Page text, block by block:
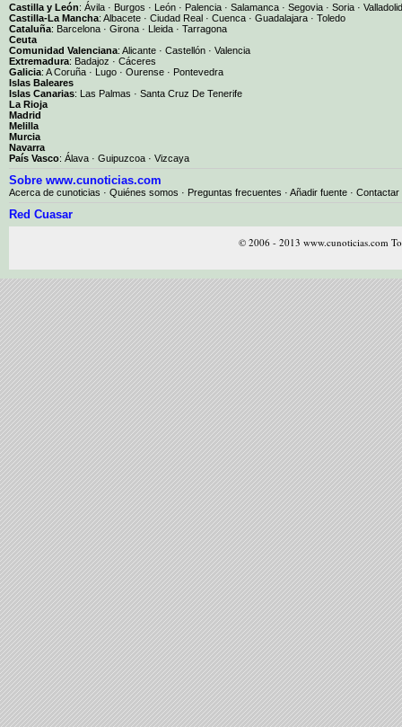
Castilla y León: Ávila · Burgos · León · Palencia · Salamanca · Segovia · Soria · Valladolid
Castilla-La Mancha: Albacete · Ciudad Real · Cuenca · Guadalajara · Toledo
Cataluña: Barcelona · Girona · Lleida · Tarragona
Ceuta
Comunidad Valenciana: Alicante · Castellón · Valencia
Extremadura: Badajoz · Cáceres
Galicia: A Coruña · Lugo · Ourense · Pontevedra
Islas Baleares
Islas Canarias: Las Palmas · Santa Cruz De Tenerife
La Rioja
Madrid
Melilla
Murcia
Navarra
País Vasco: Álava · Guipuzcoa · Vizcaya
Sobre www.cunoticias.com
Acerca de cunoticias · Quiénes somos · Preguntas frecuentes · Añadir fuente · Contactar
Red Cuasar
© 2006 - 2013 www.cunoticias.com